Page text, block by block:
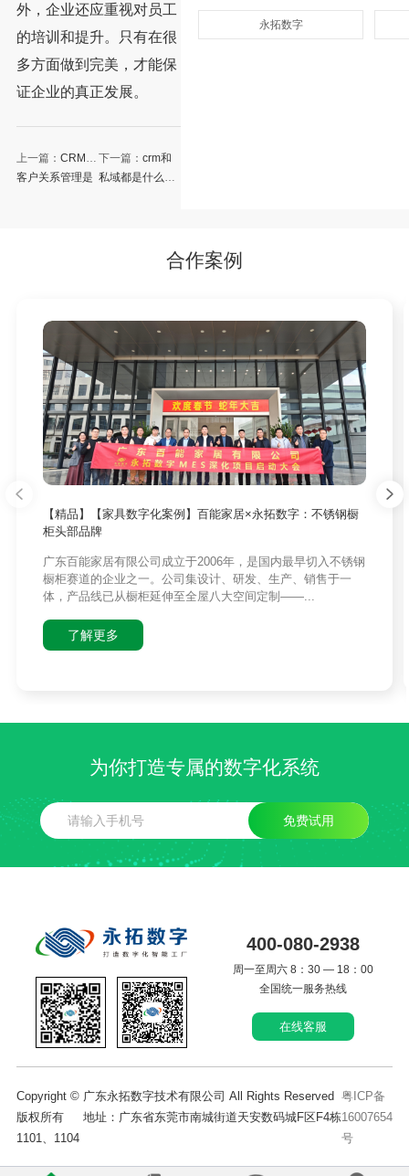
外，企业还应重视对员工
的培训和提升。只有在很
多方面做到完美，才能保
证企业的真正发展。
上一篇： CRM和
客户关系管理是
下一篇： crm和
私域都是什么？
永拓数字
合作案例
【精品】【家具数字化案例】百能家居×永拓数字：不锈钢橱
柜头部品牌
广东百能家居有限公司成立于2006年，是国内最早切入不锈钢
橱柜赛道的企业之一。公司集设计、研发、生产、销售于一
体，产品线已从橱柜延伸至全屋八大空间定制——...
了解更多
为你打造专属的数字化系统
免费试用
400-080-2938
周一至周六 8：30 — 18：00
全国统一服务热线
在线客服
Copyright © 广东永拓数字技术有限公司 All Rights Reserved
版权所有 地址：广东省东莞市南城街道天安数码城F区F4栋
1101、1104
粤ICP备
16007654
号